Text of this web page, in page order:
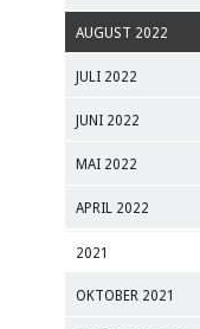
AUGUST 2022
JULI 2022
JUNI 2022
MAI 2022
APRIL 2022
2021
OKTOBER 2021